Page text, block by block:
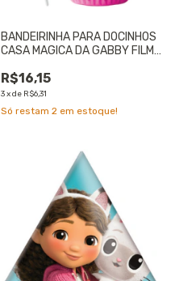
BANDEIRINHA PARA DOCINHOS
CASA MAGICA DA GABBY FILME
R$16,15
3xde R$6,31
Só restam 2 em estoque!